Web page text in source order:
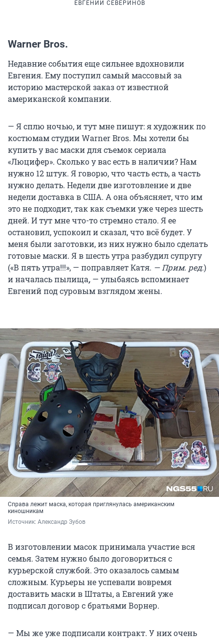
ЕВГЕНИЙ СЕВЕРИНОВ
Warner Bros.
Недавние события еще сильнее вдохновили
Евгения. Ему поступил самый массовый за
историю мастерской заказ от известной
американской компании.
— Я сплю ночью, и тут мне пишут: я художник по
костюмам студии Warner Bros. Мы хотели бы
купить у вас маски для съемок сериала
«Люцифер». Сколько у вас есть в наличии? Нам
нужно 12 штук. Я говорю, что часть есть, а часть
нужно делать. Недели две изготовление и две
недели доставка в США. А она объясняет, что им
это не подходит, так как съемки уже через шесть
дней. И тут мне что-то стремно стало. Я ее
остановил, успокоил и сказал, что всё будет. У
меня были заготовки, из них нужно было сделать
готовые маски. Я в шесть утра разбудил супругу
(«В пять утра!!!», — поправляет Катя. — Прим. ред.)
и началась пылища, — улыбаясь вспоминает
Евгений под суровым взглядом жены.
Справа лежит маска, которая приглянулась американским
киношникам
Источник: Александр Зубов
В изготовлении масок принимала участие вся
семья. Затем нужно было договориться с
курьерской службой. Это оказалось самым
сложным. Курьеры не успевали вовремя
доставить маски в Штаты, а Евгений уже
подписал договор с братьями Ворнер.
— Мы же уже подписали контракт. У них очень